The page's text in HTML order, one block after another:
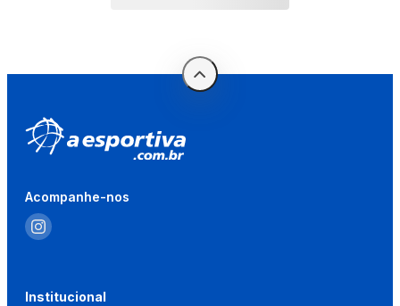
Acompanhe-nos
Institucional